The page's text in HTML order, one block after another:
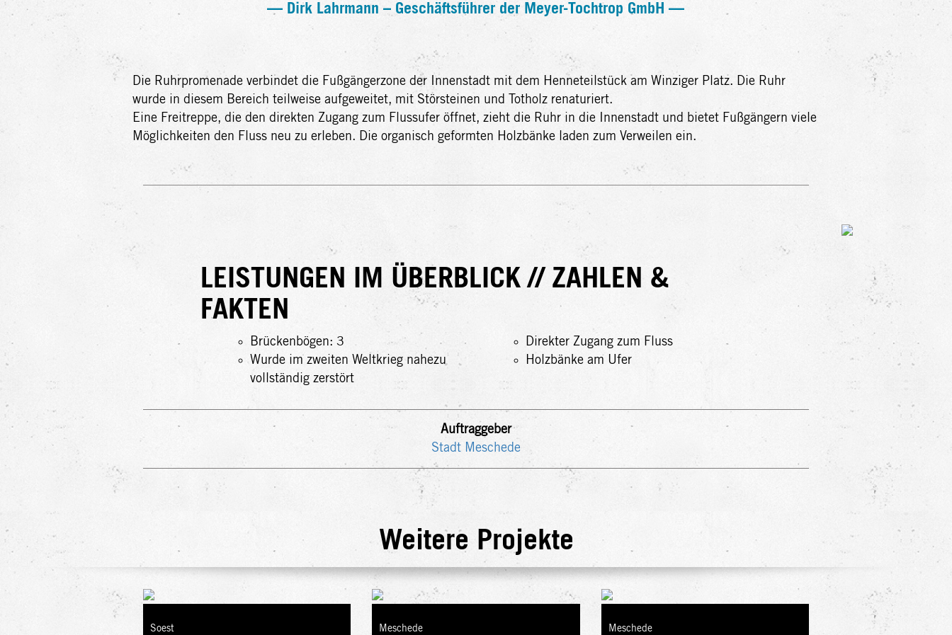
— Dirk Lahrmann – Geschäftsführer der Meyer-Tochtrop GmbH —
Die Ruhrpromenade verbindet die Fußgängerzone der Innenstadt mit dem Henneteilstück am Winziger Platz. Die Ruhr
wurde in diesem Bereich teilweise aufgeweitet, mit Störsteinen und Totholz renaturiert.
Eine Freitreppe, die den direkten Zugang zum Flussufer öffnet, zieht die Ruhr in die Innenstadt und bietet Fußgängern viele
Möglichkeiten den Fluss neu zu erleben. Die organisch geformten Holzbänke laden zum Verweilen ein.
LEISTUNGEN IM ÜBERBLICK // ZAHLEN &
FAKTEN
Brückenbögen: 3
Wurde im zweiten Weltkrieg nahezu
vollständig zerstört
Direkter Zugang zum Fluss
Holzbänke am Ufer
Auftraggeber
Stadt Meschede
Weitere Projekte
Soest Meschede Meschede